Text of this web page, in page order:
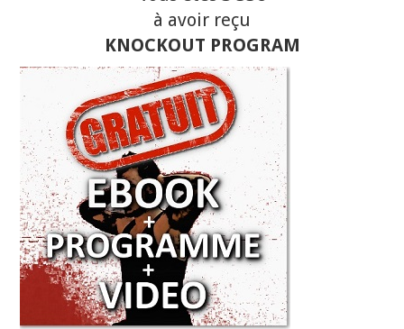
à avoir reçu
KNOCKOUT PROGRAM